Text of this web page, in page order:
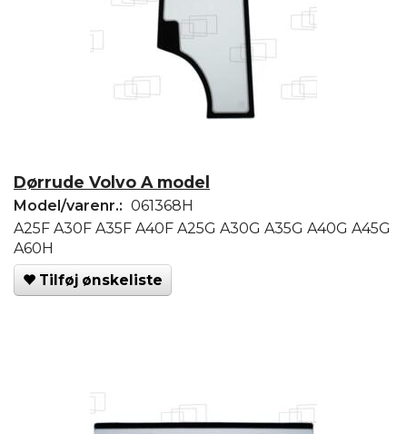
Dørrude Volvo A model
Model/varenr.: 061368H
A25F A30F A35F A40F A25G A30G A35G A40G A45G
A60H
Tilføj ønskeliste